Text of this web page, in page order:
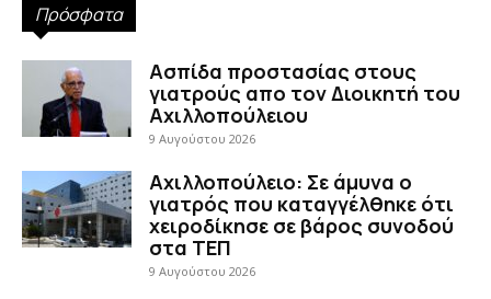
Πρόσφατα
Ασπίδα προστασίας στους
γιατρούς απο τον Διοικητή του
Αχιλλοπούλειου
9 Αυγούστου 2026
Αχιλλοπούλειο: Σε άμυνα ο
γιατρός που καταγγέλθηκε ότι
χειροδίκησε σε βάρος συνοδού
στα ΤΕΠ
9 Αυγούστου 2026